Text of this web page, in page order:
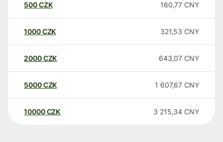
500CZK 160,77 CNY
1000CZK 321,53 CNY
2000CZK 643,07 CNY
5000CZK 1 607,67 CNY
10000 CZK 3 215,34 CNY